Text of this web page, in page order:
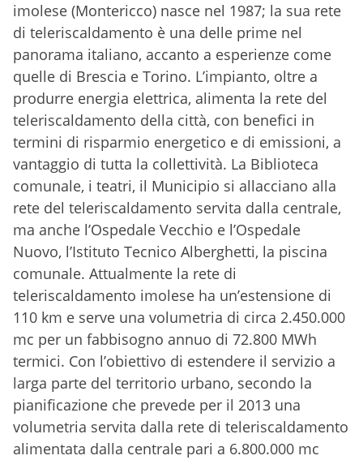
imolese (Montericco) nasce nel 1987; la sua rete
di teleriscaldamento è una delle prime nel
panorama italiano, accanto a esperienze come
quelle di Brescia e Torino. L’impianto, oltre a
produrre energia elettrica, alimenta la rete del
teleriscaldamento della città, con benefici in
termini di risparmio energetico e di emissioni, a
vantaggio di tutta la collettività. La Biblioteca
comunale, i teatri, il Municipio si allacciano alla
rete del teleriscaldamento servita dalla centrale,
ma anche l’Ospedale Vecchio e l’Ospedale
Nuovo, l’Istituto Tecnico Alberghetti, la piscina
comunale. Attualmente la rete di
teleriscaldamento imolese ha un’estensione di
110 km e serve una volumetria di circa 2.450.000
mc per un fabbisogno annuo di 72.800 MWh
termici. Con l’obiettivo di estendere il servizio a
larga parte del territorio urbano, secondo la
pianificazione che prevede per il 2013 una
volumetria servita dalla rete di teleriscaldamento
alimentata dalla centrale pari a 6.800.000 mc